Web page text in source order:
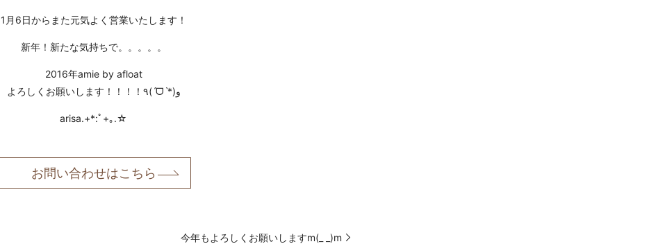
1月6日からまた元気よく営業いたします！
新年！新たな気持ちで。。。。。
2016年amie by afloat
よろしくお願いします！！！！٩(ˊᗜˋ*)و
arisa.+*:ﾟ+｡.☆
お問い合わせはこちら
今年もよろしくお願いしますm(_ _)m